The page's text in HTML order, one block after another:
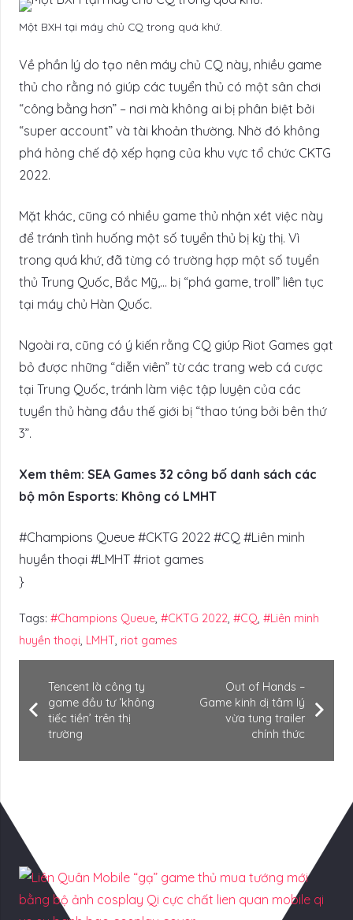
Một BXH tại máy chủ CQ trong quá khứ.
Về phần lý do tạo nên máy chủ CQ này, nhiều game
thủ cho rằng nó giúp các tuyển thủ có một sân chơi
“công bằng hơn” – nơi mà không ai bị phân biệt bởi
“super account” và tài khoản thường. Nhờ đó không
phá hỏng chế độ xếp hạng của khu vực tổ chức CKTG
2022.
Mặt khác, cũng có nhiều game thủ nhận xét việc này
để tránh tình huống một số tuyển thủ bị kỳ thị. Vì
trong quá khứ, đã từng có trường hợp một số tuyển
thủ Trung Quốc, Bắc Mỹ,… bị “phá game, troll” liên tục
tại máy chủ Hàn Quốc.
Ngoài ra, cũng có ý kiến rằng CQ giúp Riot Games gạt
bỏ được những “diễn viên” từ các trang web cá cược
tại Trung Quốc, tránh làm việc tập luyện của các
tuyển thủ hàng đầu thế giới bị “thao túng bởi bên thứ
3”.
Xem thêm: SEA Games 32 công bố danh sách các
bộ môn Esports: Không có LMHT
#Champions Queue #CKTG 2022 #CQ #Liên minh
huyền thoại #LMHT #riot games
}
Tags: #Champions Queue, #CKTG 2022, #CQ, #Liên minh
huyền thoại, LMHT, riot games
Tencent là công ty
game đầu tư ‘không
tiếc tiền’ trên thị
trường
Out of Hands –
Game kinh dị tâm lý
vừa tung trailer
chính thức